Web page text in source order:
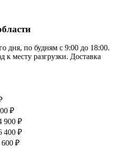
дня, по будням с 9:00 до 18:00.
месту разгрузки. Доставка
₽
900 ₽
400 ₽
₽